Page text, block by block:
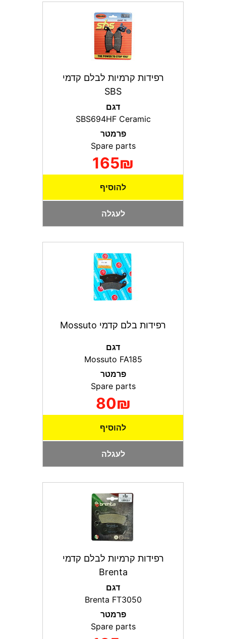
רפידות קרמיות לבלם קדמי
SBS
דגם
SBS694HF Ceramic
פרמטר
Spare parts
165₪
להוסיף
לעגלה
רפידות בלם קדמי Mossuto
דגם
Mossuto FA185
פרמטר
Spare parts
80₪
להוסיף
לעגלה
רפידות קרמיות לבלם קדמי
Brenta
דגם
Brenta FT3050
פרמטר
Spare parts